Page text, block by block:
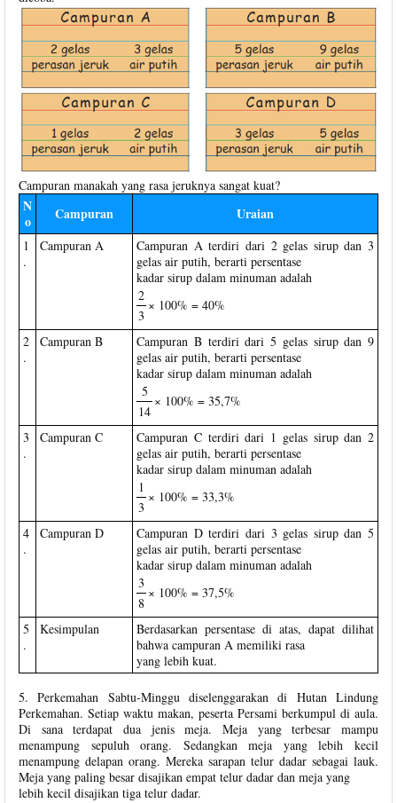
Campuran manakah yang rasa jeruknya sangat kuat?
N
o
Campuran Uraian
1
.
Campuran A
Campuran A terdiri dari 2 gelas sirup dan 3
gelas air putih, berarti persentase
kadar sirup dalam minuman adalah
2
× 100% = 40%
3
2
.
Campuran B
Campuran B terdiri dari 5 gelas sirup dan 9
gelas air putih, berarti persentase
kadar sirup dalam minuman adalah
5
× 100% = 35,7%
14
3
.
Campuran C
Campuran C terdiri dari 1 gelas sirup dan 2
gelas air putih, berarti persentase
kadar sirup dalam minuman adalah
1
× 100% = 33,3%
3
4
.
Campuran D
Campuran D terdiri dari 3 gelas sirup dan 5
gelas air putih, berarti persentase
kadar sirup dalam minuman adalah
3
× 100% = 37,5%
8
5
.
Kesimpulan
Berdasarkan persentase di atas, dapat dilihat
bahwa campuran A memiliki rasa
yang lebih kuat.
5. Perkemahan Sabtu-Minggu diselenggarakan di Hutan Lindung
Perkemahan. Setiap waktu makan, peserta Persami berkumpul di aula.
Di sana terdapat dua jenis meja. Meja yang terbesar mampu
menampung sepuluh orang. Sedangkan meja yang lebih kecil
menampung delapan orang. Mereka sarapan telur dadar sebagai lauk.
Meja yang paling besar disajikan empat telur dadar dan meja yang
lebih kecil disajikan tiga telur dadar.